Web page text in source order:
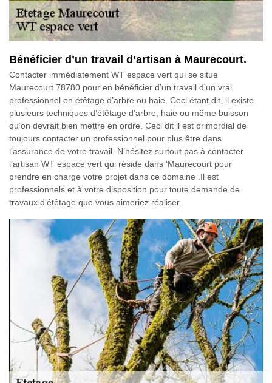
Bénéficier d’un travail d’artisan à Maurecourt.
Contacter immédiatement WT espace vert qui se situe
Maurecourt 78780 pour en bénéficier d’un travail d’un vrai
professionnel en étêtage d’arbre ou haie. Ceci étant dit, il existe
plusieurs techniques d’étêtage d’arbre, haie ou même buisson
qu’on devrait bien mettre en ordre. Ceci dit il est primordial de
toujours contacter un professionnel pour plus être dans
l’assurance de votre travail. N’hésitez surtout pas à contacter
l’artisan WT espace vert qui réside dans ‘Maurecourt pour
prendre en charge votre projet dans ce domaine .Il est
professionnels et à votre disposition pour toute demande de
travaux d’étêtage que vous aimeriez réaliser.